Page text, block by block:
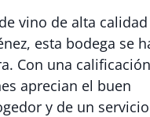
vino de alta
esta bodega se
Con una calificación
aprecian el buen
y de un servicio